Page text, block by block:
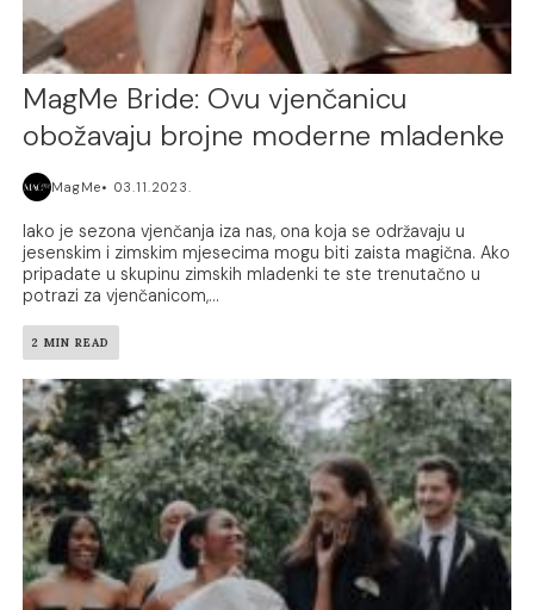
MagMe Bride: Ovu vjenčanicu
obožavaju brojne moderne mladenke
MagMe 03.11.2023.
Iako je sezona vjenčanja iza nas, ona koja se održavaju u
jesenskim i zimskim mjesecima mogu biti zaista magična. Ako
pripadate u skupinu zimskih mladenki te ste trenutačno u
potrazi za vjenčanicom,...
2 MIN READ